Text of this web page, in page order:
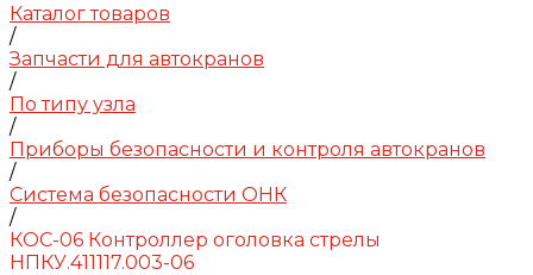
Каталог товаров
/
Запчасти для автокранов
/
По типу узла
/
Приборы безопасности и контроля автокранов
/
Система безопасности ОНК
/
КОС-06 Контроллер оголовка стрелы
НПКУ.411117.003-06